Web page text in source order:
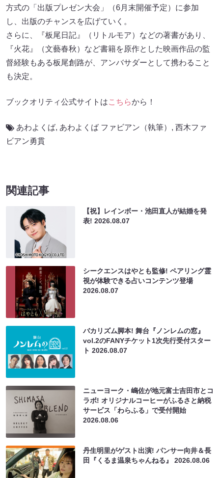
方式の「出版プレゼン大会」（6月末開催予定）に参加
し、出版のチャンスを広げていく。
さらに、『板尾日記』（リトルモア）などの著書があり、
『火花』（文藝春秋）など書籍を原作とした映画作品の監
督経験もある板尾創路が、アンバサダーとして携わること
も決定。
ブックオリティ公式サイトはこちらから！
あわよくば, あわよくば ファビアン（執筆） , 西木ファ
ビアン勇貫
関連記事
【祝】レインボー・池田直人が結婚を発
表!2026.08.07
シークエンスはやとも監修! ペアリング霊
視が体験できる占いコンテンツ登場
2026.08.07
バカリズム脚本! 舞台『ノンレムの窓』
vol.2のFANYチケット1次先行受付スター
ト2026.08.07
ニューヨーク・嶋佐が地元富士吉田市とコ
ラボ! オリジナルコーヒーがふるさと納税
サービス「わらふる」で受付開始
2026.08.06
丹生明里がゲスト出演! パンサー向井＆長
田『くるま温泉ちゃんねる』2026.08.06